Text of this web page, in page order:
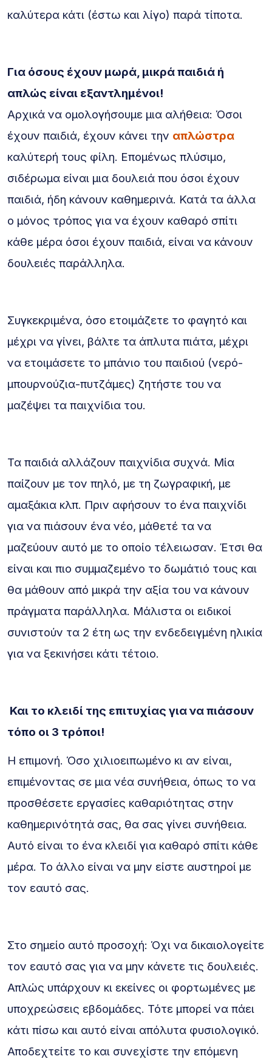
καλύτερα κάτι (έστω και λίγο) παρά τίποτα.
Για όσους έχουν μωρά, μικρά παιδιά ή
απλώς είναι εξαντλημένοι!
Αρχικά να ομολογήσουμε μια αλήθεια: Όσοι
έχουν παιδιά, έχουν κάνει την απλώστρα
καλύτερή τους φίλη. Επομένως πλύσιμο,
σιδέρωμα είναι μια δουλειά που όσοι έχουν
παιδιά, ήδη κάνουν καθημερινά. Κατά τα άλλα
ο μόνος τρόπος για να έχουν καθαρό σπίτι
κάθε μέρα όσοι έχουν παιδιά, είναι να κάνουν
δουλειές παράλληλα.
Συγκεκριμένα, όσο ετοιμάζετε το φαγητό και
μέχρι να γίνει, βάλτε τα άπλυτα πιάτα, μέχρι
να ετοιμάσετε το μπάνιο του παιδιού (νερό-
μπουρνούζια-πυτζάμες) ζητήστε του να
μαζέψει τα παιχνίδια του.
Τα παιδιά αλλάζουν παιχνίδια συχνά. Μία
παίζουν με τον πηλό, με τη ζωγραφική, με
αμαξάκια κλπ. Πριν αφήσουν το ένα παιχνίδι
για να πιάσουν ένα νέο, μάθετέ τα να
μαζεύουν αυτό με το οποίο τέλειωσαν. Έτσι θα
είναι και πιο συμμαζεμένο το δωμάτιό τους και
θα μάθουν από μικρά την αξία του να κάνουν
πράγματα παράλληλα. Μάλιστα οι ειδικοί
συνιστούν τα 2 έτη ως την ενδεδειγμένη ηλικία
για να ξεκινήσει κάτι τέτοιο.
Και το κλειδί της επιτυχίας για να πιάσουν
τόπο οι 3 τρόποι!
Η επιμονή. Όσο χιλιοειπωμένο κι αν είναι,
επιμένοντας σε μια νέα συνήθεια, όπως το να
προσθέσετε εργασίες καθαριότητας στην
καθημερινότητά σας, θα σας γίνει συνήθεια.
Αυτό είναι το ένα κλειδί για καθαρό σπίτι κάθε
μέρα. Το άλλο είναι να μην είστε αυστηροί με
τον εαυτό σας.
Στο σημείο αυτό προσοχή: Όχι να δικαιολογείτε
τον εαυτό σας για να μην κάνετε τις δουλειές.
Απλώς υπάρχουν κι εκείνες οι φορτωμένες με
υποχρεώσεις εβδομάδες. Τότε μπορεί να πάει
κάτι πίσω και αυτό είναι απόλυτα φυσιολογικό.
Αποδεχτείτε το και συνεχίστε την επόμενη